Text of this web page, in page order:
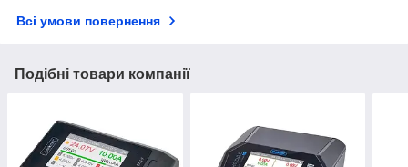
Всі умови повернення
Подібні товари компанії